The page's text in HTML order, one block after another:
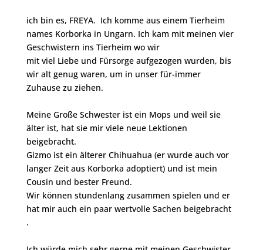
ich bin es, FREYA. Ich komme aus einem Tierheim
names Korborka in Ungarn. Ich kam mit meinen vier
Geschwistern ins Tierheim wo wir
mit viel Liebe und Fürsorge aufgezogen wurden, bis
wir alt genug waren, um in unser für-immer
Zuhause zu ziehen.
Meine Große Schwester ist ein Mops und weil sie
älter ist, hat sie mir viele neue Lektionen
beigebracht.
Gizmo ist ein älterer Chihuahua (er wurde auch vor
langer Zeit aus Korborka adoptiert) und ist mein
Cousin und bester Freund.
Wir können stundenlang zusammen spielen und er
hat mir auch ein paar wertvolle Sachen beigebracht
.